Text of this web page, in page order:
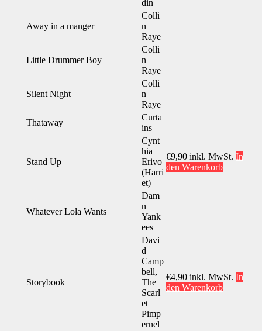
din
Away in a manger
Colli
n
Raye
Little Drummer Boy
Colli
n
Raye
Silent Night
Colli
n
Raye
Thataway
Curta
ins
Stand Up
Cynt
hia
Erivo
(Harri
et)
€9,90 inkl. MwSt. In
den Warenkorb
Whatever Lola Wants
Dam
n
Yank
ees
Storybook
Davi
d
Camp
bell,
The
Scarl
et
Pimp
ernel
€4,90 inkl. MwSt. In
den Warenkorb